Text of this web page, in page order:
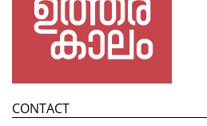
CONTACT